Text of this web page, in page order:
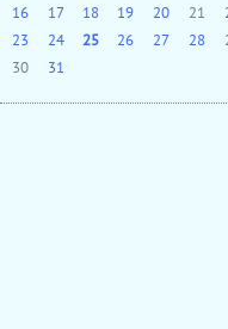
16
17 18 19 20 21
23
24 25 26 27 28
30
31